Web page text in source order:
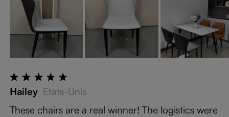
Hailey Etats-Unis
These chairs are a real winner! The logistics were